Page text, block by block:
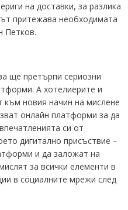
на доставки, за разлика
притежава необходимата
Петков.
ще претърпи сериозни
А хотелиерите и
към новия начин на мислене
онлайн платформи за да
си от
дигитално присъствие –
и да заложат на
за всички елементи в
в социалните мрежи след